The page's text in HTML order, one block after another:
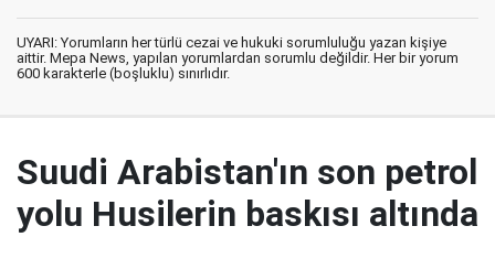
UYARI: Yorumların her türlü cezai ve hukuki sorumluluğu yazan kişiye
aittir. Mepa News, yapılan yorumlardan sorumlu değildir. Her bir yorum
600 karakterle (boşluklu) sınırlıdır.
Suudi Arabistan'ın son petrol
yolu Husilerin baskısı altında